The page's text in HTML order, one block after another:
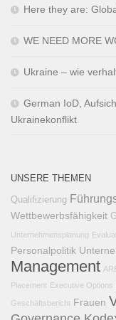
Here they are:
WE NEED MORE
Ukraine – wie
German IoD,
Ukrainekonflikt
UNSERE THEMEN
Qualifizierung
Wettbewerbsfähigkeit
Unternehmensplanung
Personalpolitik
Management
Placement Executive Options
Geschäftsbericht Frauen